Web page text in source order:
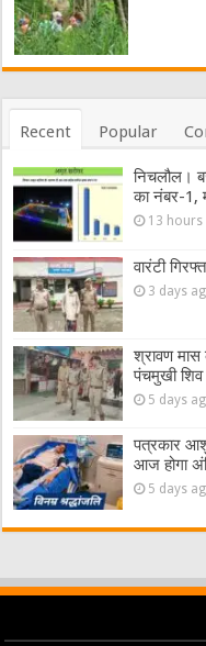
Recent Popular
निचलौल।
का नंबर-1,
13 hours
वारंटी
3 days
श्रावण
पंचमुखी शिव
5 days
पत्रकार
आज होगा
5 days